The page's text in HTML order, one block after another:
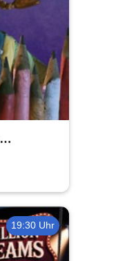
19:30 Uhr